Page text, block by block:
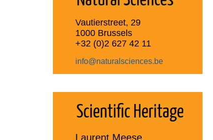
Vautierstreet, 29
1000 Brussels
+32 (0)2 627 42 11
info@naturalsciences.be
Laurent Meese